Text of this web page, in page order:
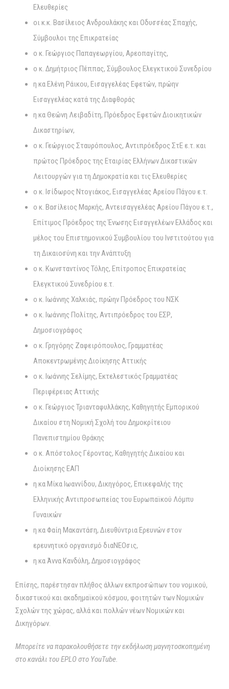
Ελευθερίες
οι κ.κ. Βασίλειος Ανδρουλάκης και Οδυσσέας Σπαχής,
Σύμβουλοι της Επικρατείας
ο κ. Γεώργιος Παπαγεωργίου, Αρεοπαγίτης,
ο κ. Δημήτριος Πέππας, Σύμβουλος Ελεγκτικού Συνεδρίου
η κα Ελένη Ράικου, Εισαγγελέας Εφετών, πρώην
Εισαγγελέας κατά της Διαφθοράς
η κα Θεώνη Λειβαδίτη, Πρόεδρος Εφετών Διοικητικών
Δικαστηρίων,
ο κ. Γεώργιος Σταυρόπουλος, Αντιπρόεδρος ΣτΕ ε.τ. και
πρώτος Πρόεδρος της Εταιρίας Ελλήνων Δικαστικών
Λειτουργών για τη Δημοκρατία και τις Ελευθερίες
ο κ. Ισίδωρος Ντογιάκος, Εισαγγελέας Αρείου Πάγου ε.τ.
ο κ. Βασίλειος Μαρκής, Αντεισαγγελέας Αρείου Πάγου ε.τ.,
Επίτιμος Πρόεδρος της Ένωσης Εισαγγελέων Ελλάδος και
μέλος του Επιστημονικού Συμβουλίου του Ινστιτούτου για
τη Δικαιοσύνη και την Ανάπτυξη
ο κ. Κωνσταντίνος Τόλης, Επίτροπος Επικρατείας
Ελεγκτικού Συνεδρίου ε.τ.
ο κ. Ιωάννης Χαλκιάς, πρώην Πρόεδρος του ΝΣΚ
ο κ. Ιωάννης Πολίτης, Αντιπρόεδρος του ΕΣΡ,
Δημοσιογράφος
ο κ. Γρηγόρης Ζαφειρόπουλος, Γραμματέας
Αποκεντρωμένης Διοίκησης Αττικής
ο κ. Ιωάννης Σελίμης, Εκτελεστικός Γραμματέας
Περιφέρειας Αττικής
ο κ. Γεώργιος Τριανταφυλλάκης, Καθηγητής Εμπορικού
Δικαίου στη Νομική Σχολή του Δημοκρίτειου
Πανεπιστημίου Θράκης
ο κ. Απόστολος Γέροντας, Καθηγητής Δικαίου και
Διοίκησης ΕΑΠ
η κα Μίκα Ιωαννίδου, Δικηγόρος, Επικεφαλής της
Ελληνικής Αντιπροσωπείας του Ευρωπαϊκού Λόμπυ
Γυναικών
η κα Φαίη Μακαντάση, Διευθύντρια Ερευνών στον
ερευνητικό οργανισμό διαΝΕΟσις,
η κα Άννα Κανδύλη, Δημοσιογράφος
Επίσης, παρέστησαν πλήθος άλλων εκπροσώπων του νομικού,
δικαστικού και ακαδημαϊκού κόσμου, φοιτητών των Νομικών
Σχολών της χώρας, αλλά και πολλών νέων Νομικών και
Δικηγόρων.
Μπορείτε να παρακολουθήσετε την εκδήλωση μαγνητοσκοπημένη
στο κανάλι τουEPLO στο YouTube.